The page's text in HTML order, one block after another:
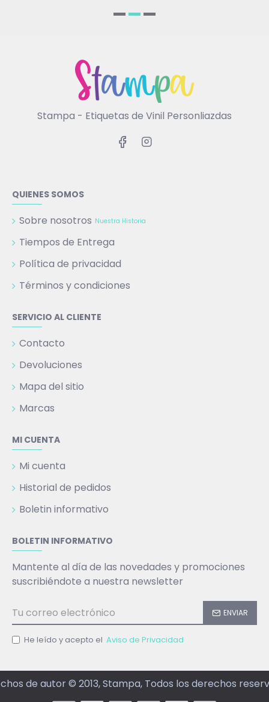
Stampa - Etiquetas de Vinil Personliazdas
QUIENES SOMOS
Sobre nosotros Nuestra Historia
Tiempos de Entrega
Política de privacidad
Términos y condiciones
SERVICIO AL CLIENTE
Contacto
Devoluciones
Mapa del sitio
Marcas
MI CUENTA
Mi cuenta
Historial de pedidos
Boletin informativo
BOLETIN INFORMATIVO
Mantente al día de las novedades y promociones
suscribiéndote a nuestra newsletter
ENVIAR
He leído y acepto el Aviso de Privacidad
de autor © 2013, Stampa, Todos los derechos